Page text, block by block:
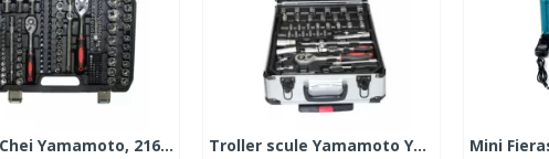
Trusa Chei Yamamoto, 216 piese Troller scule Yamamoto YM-399, 399 Piese